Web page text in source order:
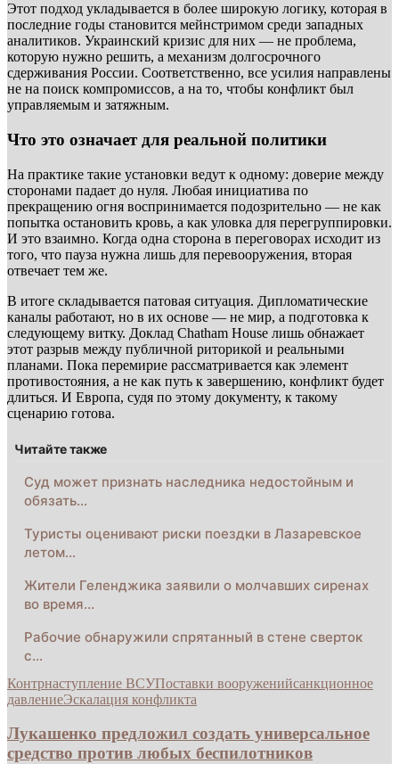
Этот подход укладывается в более широкую логику, которая в
последние годы становится мейнстримом среди западных
аналитиков. Украинский кризис для них — не проблема,
которую нужно решить, а механизм долгосрочного
сдерживания России. Соответственно, все усилия направлены
не на поиск компромиссов, а на то, чтобы конфликт был
управляемым и затяжным.
Что это означает для реальной политики
На практике такие установки ведут к одному: доверие между
сторонами падает до нуля. Любая инициатива по
прекращению огня воспринимается подозрительно — не как
попытка остановить кровь, а как уловка для перегруппировки.
И это взаимно. Когда одна сторона в переговорах исходит из
того, что пауза нужна лишь для перевооружения, вторая
отвечает тем же.
В итоге складывается патовая ситуация. Дипломатические
каналы работают, но в их основе — не мир, а подготовка к
следующему витку. Доклад Chatham House лишь обнажает
этот разрыв между публичной риторикой и реальными
планами. Пока перемирие рассматривается как элемент
противостояния, а не как путь к завершению, конфликт будет
длиться. И Европа, судя по этому документу, к такому
сценарию готова.
Читайте также
Суд может признать наследника недостойным и
обязать…
Туристы оценивают риски поездки в Лазаревское
летом…
Жители Геленджика заявили о молчавших сиренах
во время…
Рабочие обнаружили спрятанный в стене сверток
с…
Контрнаступление ВСУПоставки вооруженийсанкционное
давлениеЭскалация конфликта
Лукашенко предложил создать универсальное
средство против любых беспилотников